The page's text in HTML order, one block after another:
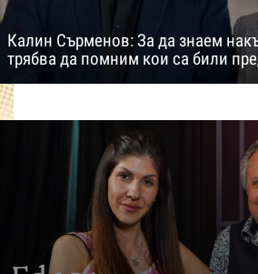
Калин Сърменов: За да знаем
трябва да помним кои са били